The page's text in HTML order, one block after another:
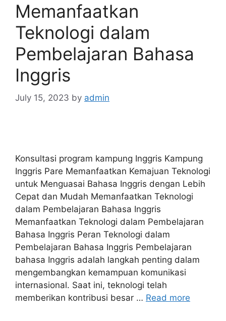
Memanfaatkan
Teknologi dalam
Pembelajaran Bahasa
Inggris
July 15, 2023 by admin
Konsultasi program kampung Inggris Kampung
Inggris Pare Memanfaatkan Kemajuan Teknologi
untuk Menguasai Bahasa Inggris dengan Lebih
Cepat dan Mudah Memanfaatkan Teknologi
dalam Pembelajaran Bahasa Inggris
Memanfaatkan Teknologi dalam Pembelajaran
Bahasa Inggris Peran Teknologi dalam
Pembelajaran Bahasa Inggris Pembelajaran
bahasa Inggris adalah langkah penting dalam
mengembangkan kemampuan komunikasi
internasional. Saat ini, teknologi telah
memberikan kontribusi besar … Read more